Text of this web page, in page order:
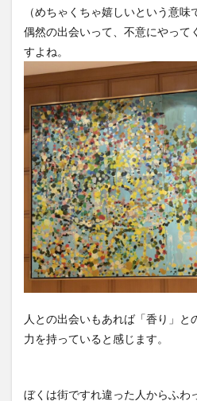
（めちゃくちゃ嬉しいという意味
偶然の出会いって、不意にやって
すよね。
人との出会いもあれば「香り」と
力を持っていると感じます。
ぼくは街ですれ違った人からふわ